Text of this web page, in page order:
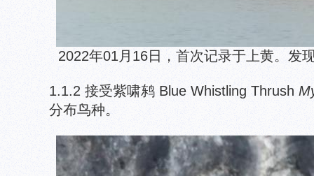
2022年01月16日，首次记录于上黄。发
1.1.2 接受紫啸鸫 Blue Whistling Thrush
分布鸟种。